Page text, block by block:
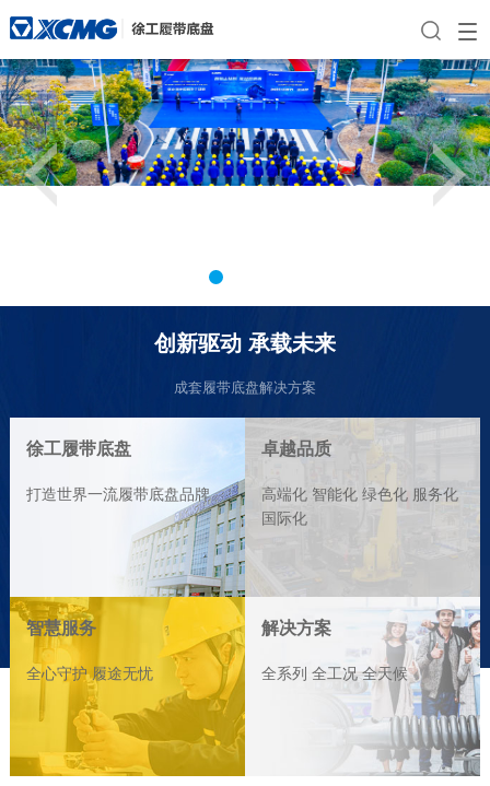
创新驱动 承载未来
成套履带底盘解决方案
徐工履带底盘
打造世界一流履带底盘品牌
卓越品质
高端化 智能化 绿色化 服务化
国际化
智慧服务
全心守护 履途无忧
解决方案
全系列 全工况 全天候